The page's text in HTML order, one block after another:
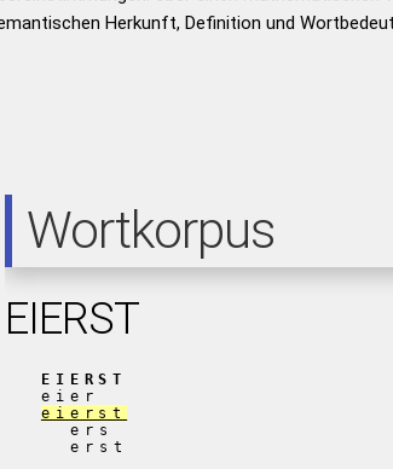
Herkunft, Definition und
Wortkorpus
EIERST
EIERST
eier
eierst
ers
erst